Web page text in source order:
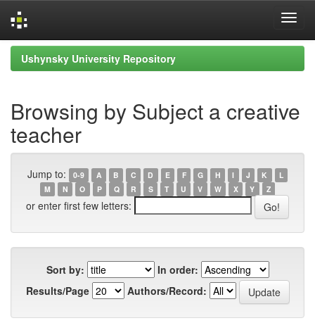
Skip
navigation
Ushynsky University Repository
Browsing by Subject a creative
teacher
Jump to: 0-9 A B C D E F G H I J K
L
M
N O P Q R S T U V W X Y Z
or enter first few letters:
Sort by:
In order:
Results/Page
Authors/Record: